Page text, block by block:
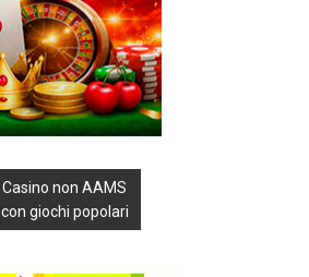
Casino non AAMS
con giochi popolari